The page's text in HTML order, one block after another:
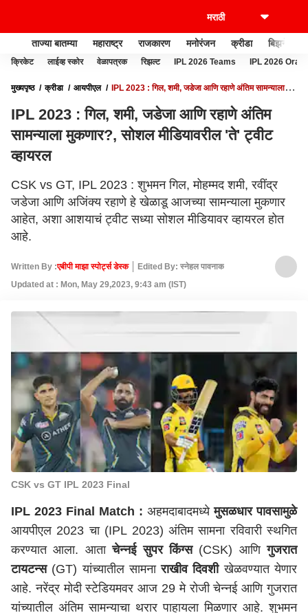
ताज्या बातम्या महाराष्ट्र राजकारण मनोरंजन क्रीडा बिझनेस
क्रिकेट लाईव्ह स्कोर वेळापत्रक रिझल्ट IPL 2026 Teams IPL 2026
मुख्यपृष्ठ क्रीडा आयपीएल
IPL 2023 : गिल, शमी, जडेजा आणि रहाणे अंतिम सामन्याला
IPL 2023 : गिल, शमी, जडेजा आणि रहाणे अंतिम
सामन्याला मुकणार?, सोशल मीडियावरील 'ते' ट्वीट
व्हायरल
CSK vs GT, IPL 2023 : शुभमन गिल, मोहम्मद शमी, रवींद्र
जडेजा आणि अजिंक्य रहाणे हे खेळाडू आजच्या सामन्याला मुकणार
आहेत, अशा आशयाचं ट्वीट सध्या सोशल मीडियावर व्हायरल होत
आहे.
Written By :एबीपी माझा स्पोर्ट्स डेस्क
Edited By: स्नेहल पावनाक
Updated at : Mon, May 29,2023, 9:43 am (IST)
CSK vs GT IPL 2023 Final
IPL 2023 Final Match : अहमदाबादमध्येमुसळधार पावसामुळे
आयपीएल 2023 चा (IPL 2023) अंतिम सामना रविवारी स्थगित
करण्यात आला. आताचेन्नई सुपर किंग्स(CSK) आणिगुजरात
टायटन्स(GT) यांच्यातील सामनाराखीव दिवशीखेळवण्यात येणार
आहे. नरेंद्र मोदी स्टेडियमवर आज 29 मे रोजी चेन्नई आणि गुजरात
यांच्यातील अंतिम सामन्याचा थरार पाहायला मिळणार आहे. शुभमन